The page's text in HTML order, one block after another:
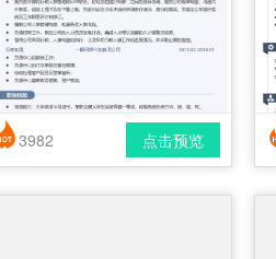
简历风格： 时尚 / 简洁 / 应届生
点击预览
3982